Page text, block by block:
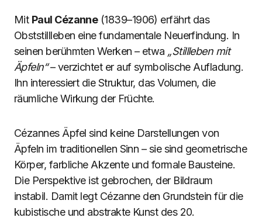
Mit Paul Cézanne(1839–1906) erfährt das
Obststillleben eine fundamentale Neuerfindung. In
seinen berühmten Werken – etwa „Stillleben mit
Äpfeln“– verzichtet er auf symbolische Aufladung.
Ihn interessiert die Struktur, das Volumen, die
räumliche Wirkung der Früchte.
Cézannes Äpfel sind keine Darstellungen von
Äpfeln im traditionellen Sinn – sie sind geometrische
Körper, farbliche Akzente und formale Bausteine.
Die Perspektive ist gebrochen, der Bildraum
instabil. Damit legt Cézanne den Grundstein für die
kubistische und abstrakte Kunst des 20.